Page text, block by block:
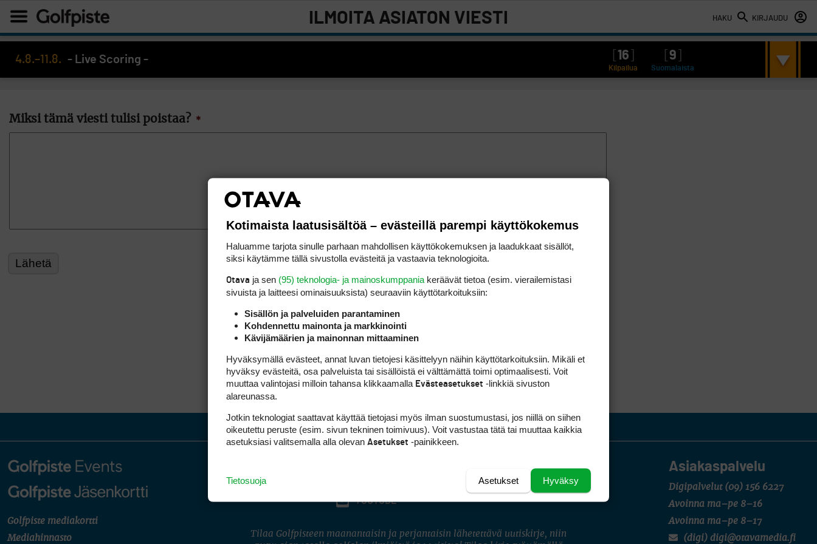
HAKU KIRJAUDU
ILMOITA ASIATON VIESTI
4.8.–11.8. - Live Scoring - 16 9
Kilpailua Suomalaista
Miksi tämä viesti tulisi poistaa? *
Golfpiste mediakortti
Mediahinnasto
Asiakaspalvelu
Digipalvelut (09) 156 6227
Avoinna ma–pe 8–16
Avoinna ma–pe 8–17
(digi) digi@otavamedia.fi
INSTAGRAM
YOUTUBE
Tilaa Golfpisteen maanantaisin ja perjantaisin lähetettävä uutiskirje, niin
Kotimaista laatusisältöä – evästeillä parempi käyttökokemus
Haluamme tarjota sinulle parhaan mahdollisen käyttökokemuksen ja laadukkaat sisällöt,
siksi käytämme tällä sivustolla evästeitä ja vastaavia teknologioita.
Otava ja sen (95) teknologia- ja mainoskumppania keräävät tietoa (esim. vierailemis­tasi
sivuista ja laitteesi ominaisuuk­sista) seuraaviin käyttötarkoituksiin:
Sisällön ja palveluiden parantaminen
Kohdennettu mainonta ja markkinointi
Kävijämäärien ja mainonnan mittaaminen
Hyväksymällä evästeet, annat luvan tietojesi käsittelyyn näihin käyttötarkoituksiin. Mikäli et
hyväksy evästeitä, osa palveluista tai sisällöistä ei välttämättä toimi optimaalisesti. Voit
muuttaa valintojasi milloin tahansa klikkaamalla Evästeasetukset -linkkiä sivuston
alareunassa.
Jotkin teknologiat saattavat käyttää tietojasi myös ilman suostumustasi, jos niillä on siihen
oikeutettu peruste (esim. sivun tekninen toimivuus). Voit vastustaa tätä tai muuttaa kaikkia
asetuksiasi valitsemalla alla olevan Asetukset -painikkeen.
Hyväksy
Asetukset
Tietosuoja